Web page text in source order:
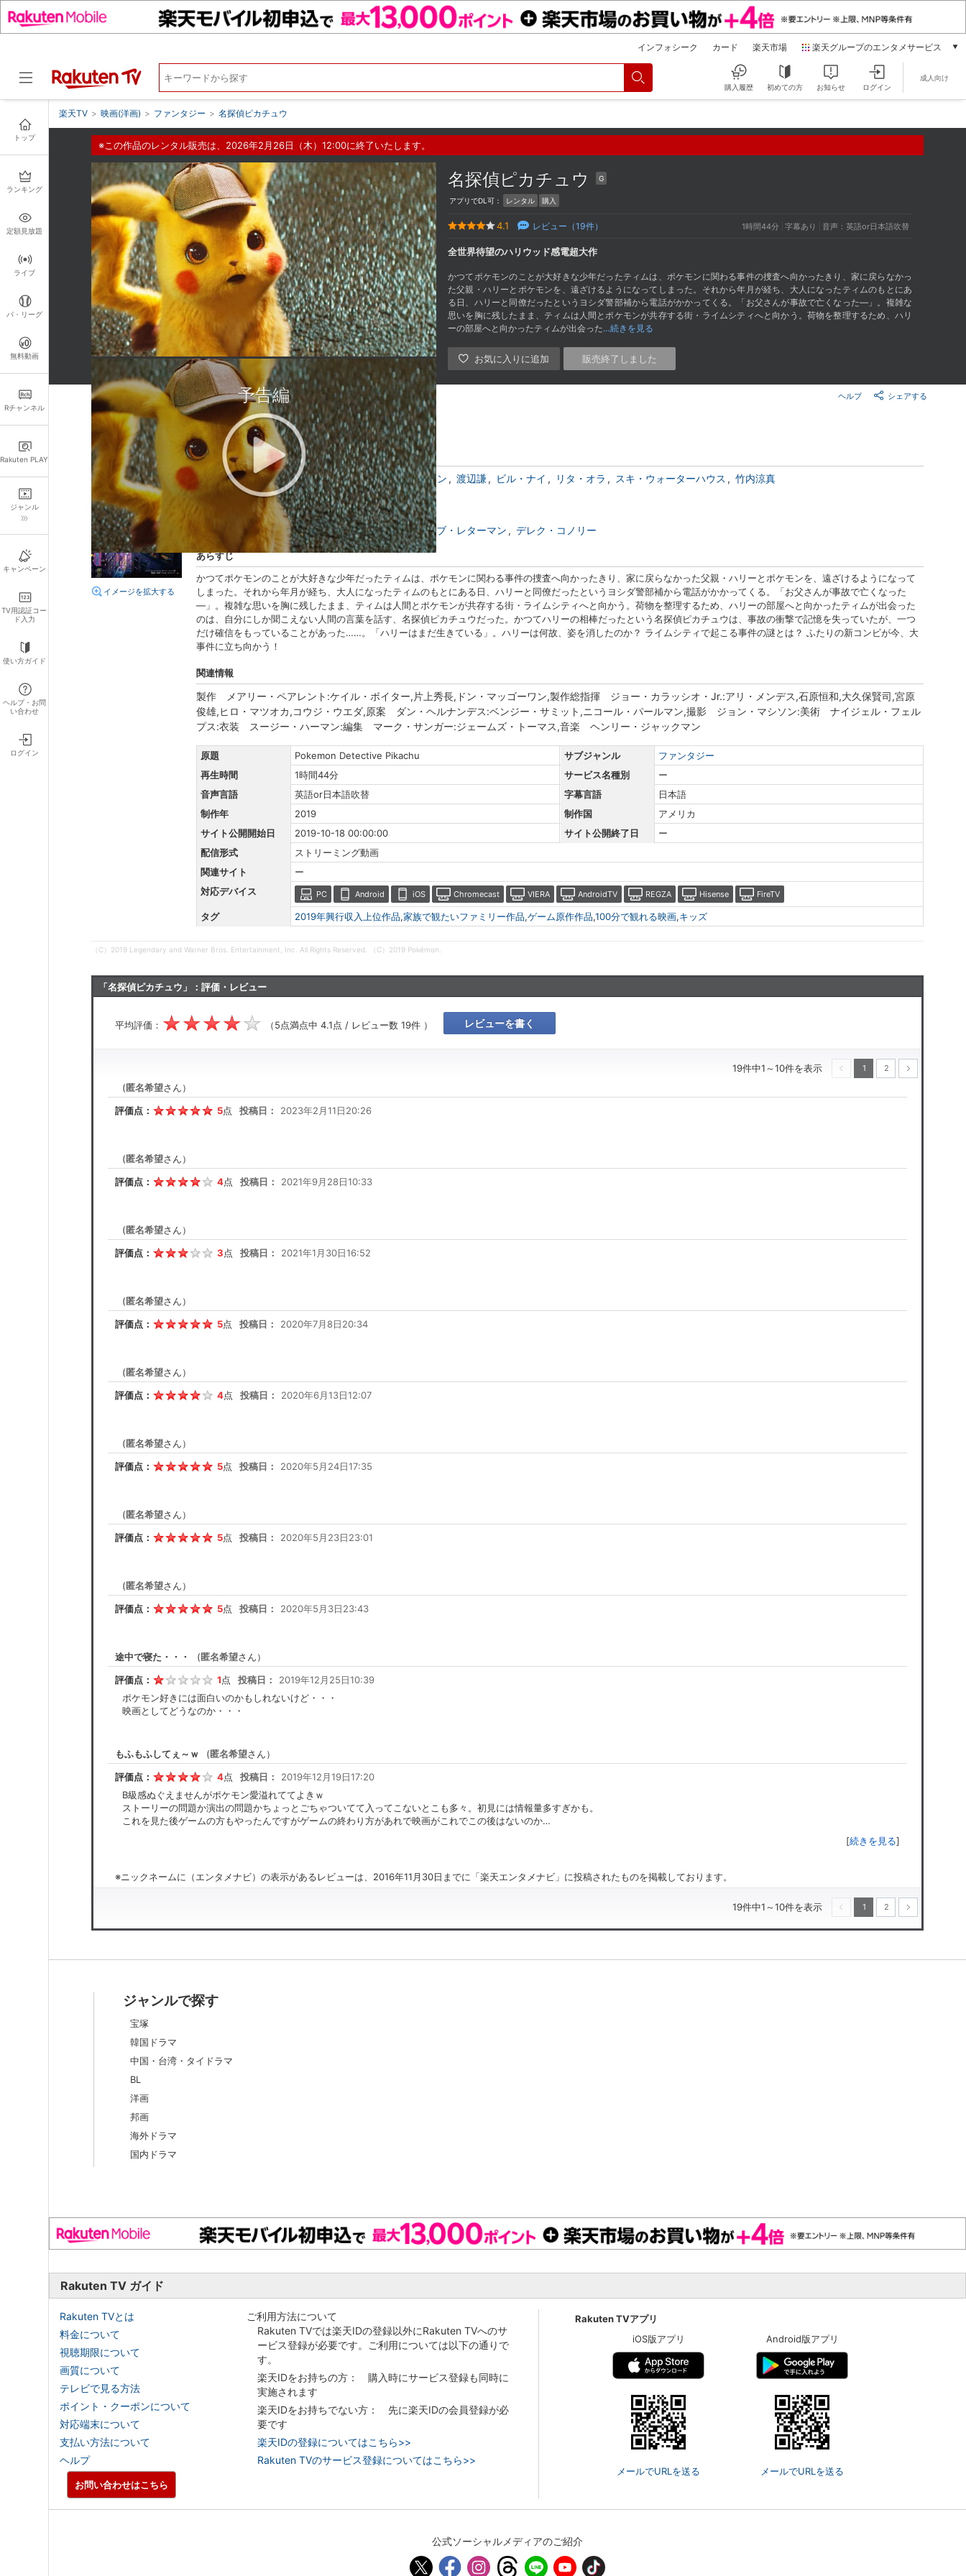
インフォシーク カード 楽天市場 楽天グループのエンタメサービス
本/ゲーム/CD/DVD
電子書籍
動画配信
無料テレビ
Rチャンネル
チケット
楽天チケット
購入履歴 初めての方 お知らせ ログイン
成人向け
トップ
ランキング
定額見放題
ライブ
パ・リーグ
無料動画
Rチャンネル
Rakuten PLAY
ジャンル
キャンペーン
TV用認証コー
ド入力
使い方ガイド
ヘルプ・お問
い合わせ
ログイン
楽天TV > 映画(洋画) > ファンタジー > 名探偵ピカチュウ
※この作品のレンタル販売は、2026年2月26日（木）12:00に終了いたします。
予告編
名探偵ピカチュウ G
アプリでDL可： レンタル 購入
4.1 レビュー（19件） 1時間44分 字幕あり 音声：英語or日本語吹替
全世界待望のハリウッド感電超大作
かつてポケモンのことが大好きな少年だったティムは、ポケモンに関わる事件の捜査へ向かったきり、家に戻らなかっ
た父親・ハリーとポケモンを、遠ざけるようになってしまった。それから年月が経ち、大人になったティムのもとにあ
る日、ハリーと同僚だったというヨシダ警部補から電話がかかってくる。「お父さんが事故で亡くなった―」。複雑な
思いを胸に残したまま、ティムは人間とポケモンが共存する街・ライムシティへと向かう。荷物を整理するため、ハリ
ーの部屋へと向かったティムが出会った…続きを見る
販売終了しました
シェアする
ヘルプ
おしらせ ※こちらの本編は、字幕でも吹き替えでもどちらでもお楽しみいただけます。
詳細情報
イメージを拡大する
キャスト・スタッフ
出演：ジャスティス・スミス キャスリン・ニュートン 渡辺謙 ビル・ナイ リタ・オラ スキ・ウォーターハウス
竹内涼真
声の出演：ライアン・レイノルズ
監督：
ロブ・レターマン
脚本：
ダン・ヘルナンデス ベンジー・サミット ロブ・レターマン デレク・コノリー
あらすじ
かつてポケモンのことが大好きな少年だったティムは、ポケモンに関わる事件の捜査へ向かったきり、家に戻らなかった父親・ハリーとポケモンを、遠ざけるようになって
しまった。それから年月が経ち、大人になったティムのもとにある日、ハリーと同僚だったというヨシダ警部補から電話がかかってくる。「お父さんが事故で亡くなった
―」。複雑な思いを胸に残したまま、ティムは人間とポケモンが共存する街・ライムシティへと向かう。荷物を整理するため、ハリーの部屋へと向かったティムが出会った
のは、自分にしか聞こえない人間の言葉を話す、名探偵ピカチュウだった。かつてハリーの相棒だったという名探偵ピカチュウは、事故の衝撃で記憶を失っていたが、一つ
だけ確信をもっていることがあった……。「ハリーはまだ生きている」。ハリーは何故、姿を消したのか？ ライムシティで起こる事件の謎とは？ ふたりの新コンビが今、大
事件に立ち向かう！
関連情報
製作 メアリー・ペアレント:ケイル・ボイター,片上秀長,ドン・マッゴーワン,製作総指揮 ジョー・カラッシオ・Jr.:アリ・メンデス,石原恒和,大久保賢司,宮原
俊雄,ヒロ・マツオカ,コウジ・ウエダ,原案 ダン・ヘルナンデス:ベンジー・サミット,ニコール・パールマン,撮影 ジョン・マシソン:美術 ナイジェル・フェル
プス:衣装 スージー・ハーマン:編集 マーク・サンガー:ジェームズ・トーマス,音楽 ヘンリー・ジャックマン
原題 Pokemon Detective Pikachu サブジャンル
ファンタジー
再生時間
1時間44分 サービス名種別
ー
音声言語
英語or日本語吹替 字幕言語
日本語
制作年
2019 制作国
アメリカ
サイト公開開始日
2019-10-18 00:00:00 サイト公開終了日
ー
配信形式
ストリーミング動画
関連サイト
ー
対応デバイス
PC Android iOS Chromecast VIERA AndroidTV REGZA Hisense FireTV
タグ 2019年興行収入上位作品,家族で観たいファミリー作品,ゲーム原作作品,100分で観れる映画,キッズ
（C）2019 Legendary and Warner Bros. Entertainment, Inc. All Rights Reserved. （C）2019 Pokémon.
「名探偵ピカチュウ」：評価・レビュー
平均評価： （5点満点中 4.1点 / レビュー数 19件 ） レビューを書く
19件中1～10件を表示 1 2
(匿名希望さん）
評価点：
5点 投稿日： 2023年2月11日20:26
(匿名希望さん）
評価点：
4点 投稿日： 2021年9月28日10:33
(匿名希望さん）
評価点：
3点 投稿日： 2021年1月30日16:52
(匿名希望さん）
評価点：
5点 投稿日： 2020年7月8日20:34
(匿名希望さん）
評価点：
4点 投稿日： 2020年6月13日12:07
(匿名希望さん）
評価点：
5点 投稿日： 2020年5月24日17:35
(匿名希望さん）
評価点：
5点 投稿日： 2020年5月23日23:01
(匿名希望さん）
評価点：
5点 投稿日： 2020年5月3日23:43
途中で寝た・・・ (匿名希望さん）
評価点：
1点 投稿日：
2019年12月25日10:39
ポケモン好きには面白いのかもしれないけど・・・
映画としてどうなのか・・・
もふもふしてぇ～ｗ (匿名希望さん）
評価点：
4点 投稿日：
2019年12月19日17:20
B級感ぬぐえませんがポケモン愛溢れててよきｗ
ストーリーの問題か演出の問題かちょっとごちゃついてて入ってこないとこも多々。初見には情報量多すぎかも。
これを見た後ゲームの方もやったんですがゲームの終わり方があれで映画がこれでこの後はないのか…
[続きを見る]
※ニックネームに（エンタメナビ）の表示があるレビューは、2016年11月30日までに「楽天エンタメナビ」に投稿されたものを掲載しております。
19件中1～10件を表示 1 2
ジャンルで探す
宝塚
韓国ドラマ
中国・台湾・タイドラマ
BL
洋画
邦画
海外ドラマ
国内ドラマ
Rakuten TV ガイド
Rakuten TVとは
料金について
視聴期限について
画質について
テレビで見る方法
ポイント・クーポンについて
対応端末について
支払い方法について
ヘルプ
ご利用方法について
Rakuten TVでは楽天IDの登録以外にRakuten TVへのサ
ービス登録が必要です。ご利用については以下の通りで
す。
楽天IDをお持ちの方： 購入時にサービス登録も同時に
実施されます
楽天IDをお持ちでない方： 先に楽天IDの会員登録が必
要です
楽天IDの登録についてはこちら>>
Rakuten TVのサービス登録についてはこちら>>
Rakuten TVアプリ
iOS版アプリ
メールでURLを送る
Android版アプリ
メールでURLを送る
お問い合わせはこちら
公式ソーシャルメディアのご紹介